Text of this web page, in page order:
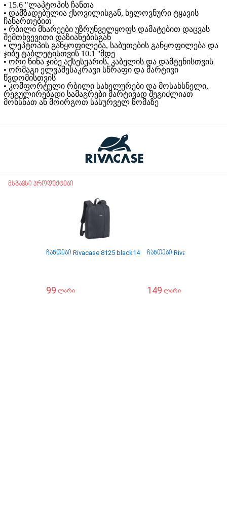
• 15.6 "ლაპტოპის ჩანთა
• დამზადებულია ქსოვილისგან, ხელოვნური ტყავის
ჩანართებით
• რბილი მხარეები უზრუნველყოფს დამატებით დაცვას
შემთხვევითი დაზიანებისგან
• ლეპტოპის განყოფილება, საბუთების განყოფილება და
ჯიბე ტაბლეტისთვის 10.1 ''მდე
• ორი წინა ჯიბე აქსესუარის, კაბელის და დამტენისთვის
• ორმაგი ელვაშესაკრავი სწრაფი და მარტივი
წვდომისთვის
• კომფორტული რბილი სახელურები და მოსახსნელი,
რეგულირებადი სამაგრები მარტივად შეგიძლიათ
მოხსნათ ან მოირგოთ სასურველ ზომაზე
მსგავსი პროდუქტები
ჩანთები Rivacase 8125 black14
99 ლარი
ჩანთები Rivacase 8290
149 ლარი